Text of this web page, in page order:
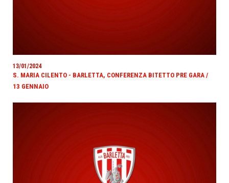
13/01/2024
S. MARIA CILENTO - BARLETTA, CONFERENZA BITETTO PRE GARA /
13 GENNAIO